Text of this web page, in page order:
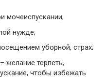
мочеиспускании;
нужде;
уборной, страх;
желание терпеть,
чтобы избежать